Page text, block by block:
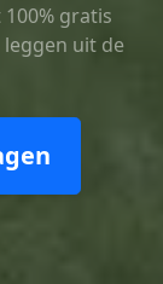
gratis
uit de